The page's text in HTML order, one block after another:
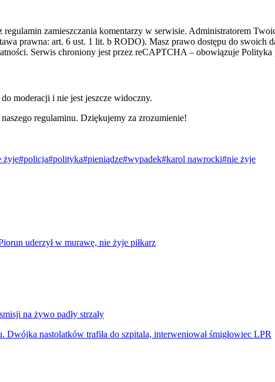
regulamin zamieszczania komentarzy w serwisie. Administratorem
prawna: art. 6 ust. 1 lit. b RODO). Masz prawo dostępu do swoich
Serwis chroniony jest przez reCAPTCHA – obowiązuje
moderacji i nie jest jeszcze widoczny.
naszego regulaminu. Dziękujemy za zrozumienie!
żyje#policja#polityka#pieniądze#wypadek#karol nawrocki#nie żyje
uderzył w murawę, nie żyje piłkarz
na żywo padły strzały
Dwójka nastolatków trafiła do szpitala, interweniował śmigłowiec LPR